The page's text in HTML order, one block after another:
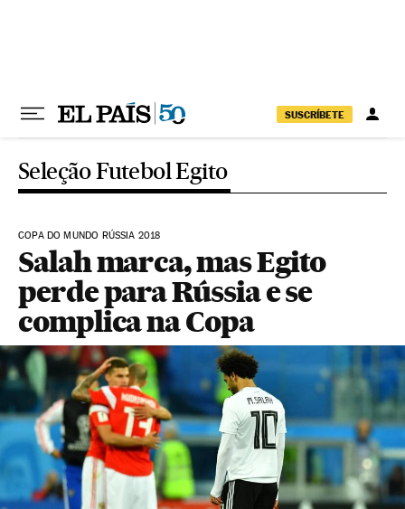
SUSCRÍBETE
Seleção Futebol Egito
COPA DO MUNDO RÚSSIA 2018
Salah marca, mas Egito
perde para Rússia e se
complica na Copa